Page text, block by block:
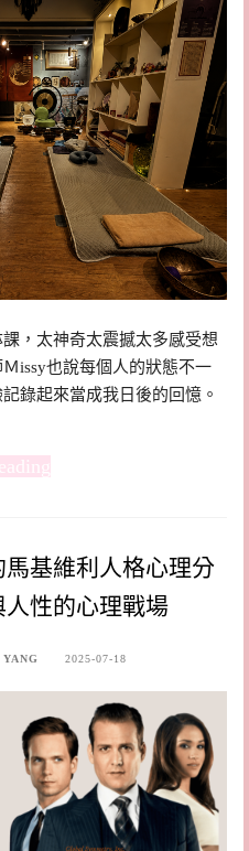
，太神奇太震撼太多感受想
issy也說每個人的狀態不一
錄起來當成我日後的回憶。
馬基維利人格心理分
性的心理戰場
2025-07-18